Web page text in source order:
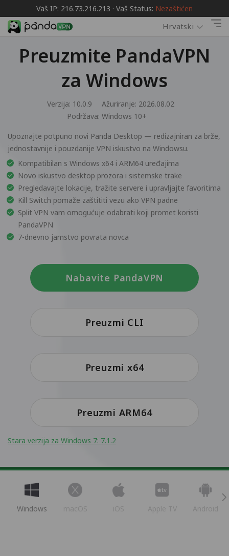
Vaš IP: 216.73.216.213 · Vaš Status: Nezaštićen
Hrvatski
Preuzmite PandaVPN
za Windows
Verzija: 10.0.9
Ažuriranje: 2026.08.02
Podržava: Windows 10+
Upoznajte potpuno novi Panda Desktop — redizajniran za brže,
jednostavnije i pouzdanije VPN iskustvo na Windowsu.
Kompatibilan s Windows x64 i ARM64 uređajima
Novo iskustvo desktop prozora i sistemske trake
Pregledavajte lokacije, tražite servere i upravljajte favoritima
Kill Switch pomaže zaštititi vezu ako VPN padne
Split VPN vam omogućuje odabrati koji promet koristi
PandaVPN
7-dnevno jamstvo povrata novca
Nabavite PandaVPN
Preuzmi CLI
Preuzmi x64
Preuzmi ARM64
Stara verzija za Windows 7: 7.1.2
Windows macOS iOS Apple TV Android